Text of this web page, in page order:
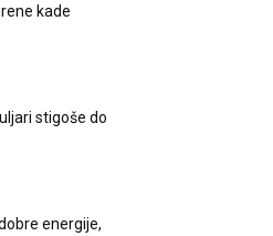
kade
stigoše do
energije,